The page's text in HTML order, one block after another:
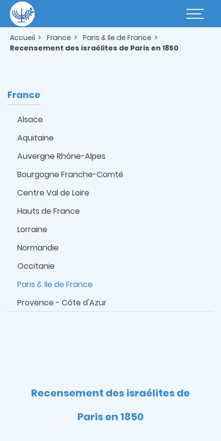
contenu
principal
Basculer
Accueil France
Paris & Ile de France
Recensement des israélites de Paris en 1850
France
Alsace
Aquitaine
Auvergne Rhône-Alpes
Bourgogne Franche-Comté
Centre Val de Loire
Hauts de France
Lorraine
Normandie
Occitanie
Paris & Ile de France
Provence - Côte d'Azur
Recensement des israélites de
Paris en 1850